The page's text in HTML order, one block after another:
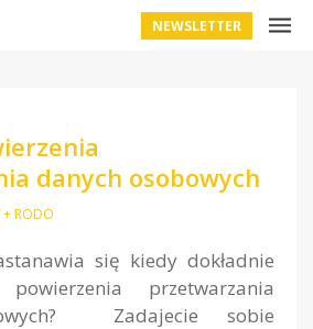
NEWSLETTER
danych osobowych
+ RODO
się kiedy dokładnie
przetwarzania
Zadajecie sobie